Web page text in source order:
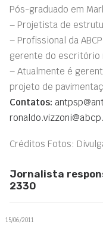
Pós-graduado em
– Projetista de
– Profissional da
gerente do escritório
– Atualmente é
projeto de
Contatos:
Créditos Fotos:
Jornalista
2330
15/06/2011